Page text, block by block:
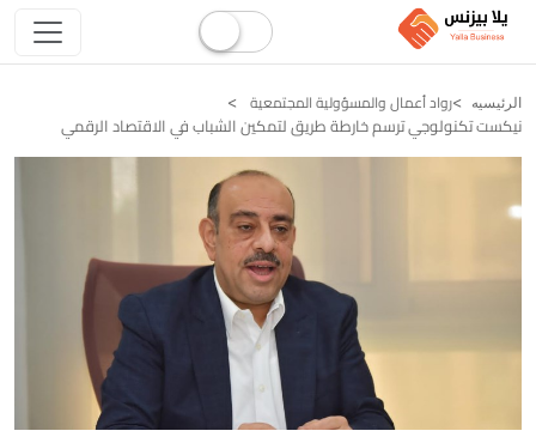
الرئيسيه رواد أعمال والمسؤولية المجتمعية
نيكست تكنولوجي ترسم خارطة طريق لتمكين الشباب في الاقتصاد الرقمي